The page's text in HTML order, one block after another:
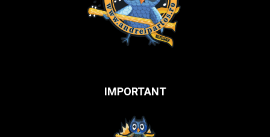
IMPORTANT